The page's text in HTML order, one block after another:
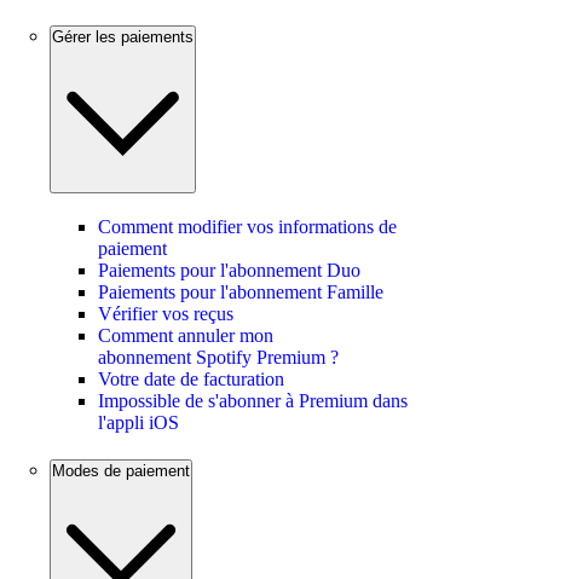
Gérer les paiements
Comment modifier vos informations de
paiement
Paiements pour l'abonnement Duo
Paiements pour l'abonnement Famille
Vérifier vos reçus
Comment annuler mon
abonnement Spotify Premium ?
Votre date de facturation
Impossible de s'abonner à Premium dans
l'appli iOS
Modes de paiement